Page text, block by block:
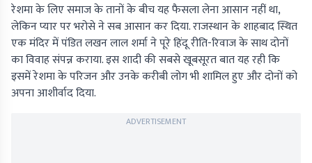
रेशमा के लिए समाज के तानों के बीच यह फैसला लेना आसान नहीं था,
लेकिन प्यार पर भरोसे ने सब आसान कर दिया. राजस्थान के शाहबाद स्थित
एक मंदिर में पंडित लखन लाल शर्मा ने पूरे हिंदू रीति-रिवाज के साथ दोनों
का विवाह संपन्न कराया. इस शादी की सबसे खूबसूरत बात यह रही कि
इसमें रेशमा के परिजन और उनके करीबी लोग भी शामिल हुए और दोनों को
अपना आशीर्वाद दिया.
ADVERTISEMENT